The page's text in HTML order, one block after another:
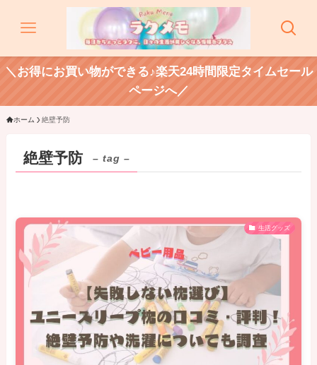
＼お得にお買い物ができる♪楽天24時間限定タイムセール
ページへ／
ホーム 絶壁予防
絶壁予防 – tag –
生活グッズ